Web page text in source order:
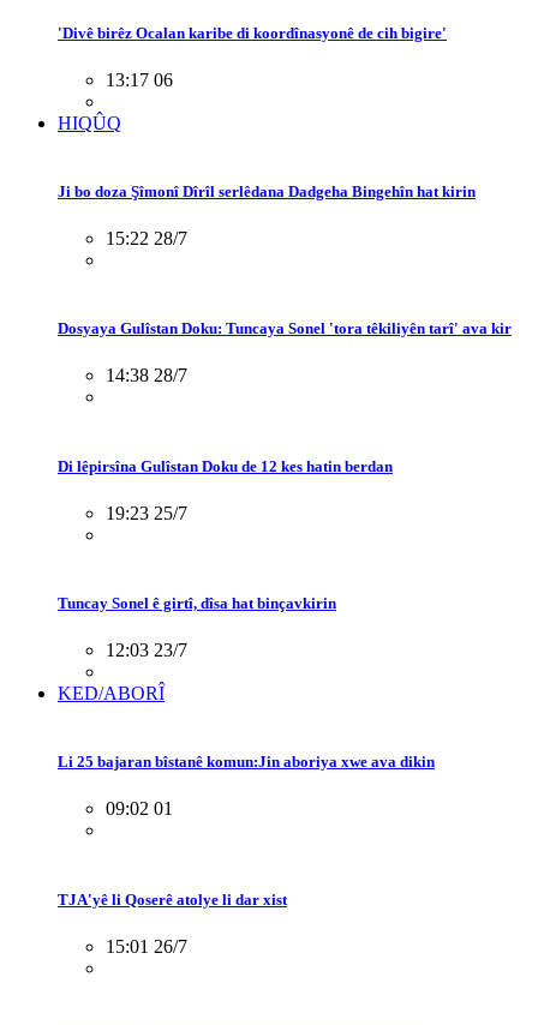
'Divê birêz Ocalan karibe di koordînasyonê de cih bigire'
13:17 06
HIQÛQ
Ji bo doza Şîmonî Dîrîl serlêdana Dadgeha Bingehîn hat kirin
15:22 28/7
Dosyaya Gulîstan Doku: Tuncaya Sonel 'tora têkiliyên tarî' ava kir
14:38 28/7
Di lêpirsîna Gulîstan Doku de 12 kes hatin berdan
19:23 25/7
Tuncay Sonel ê girtî, dîsa hat binçavkirin
12:03 23/7
KED/ABORÎ
Li 25 bajaran bîstanê komun:Jin aboriya xwe ava dikin
09:02 01
TJA'yê li Qoserê atolye li dar xist
15:01 26/7